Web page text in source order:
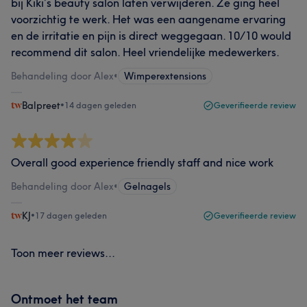
bij Kiki’s beauty salon laten verwijderen. Ze ging heel
voorzichtig te werk. Het was een aangename ervaring
en de irritatie en pijn is direct weggegaan. 10/10 would
recommend dit salon. Heel vriendelijke medewerkers.
Behandeling door Alex• Wimperextensions
Balpreet•14 dagen geleden Geverifieerde review
Overall good experience friendly staff and nice work
Behandeling door Alex• Gelnagels
KJ•17 dagen geleden Geverifieerde review
Toon meer reviews...
Ontmoet het team